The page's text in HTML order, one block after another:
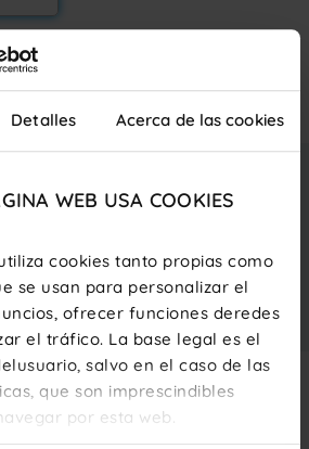
Detalles Acerca de las cookies
WEB USA COOKIES
cookies tanto propias como
se usan para personalizar el
ofrecer funciones deredes
el tráfico. La base legal es el
salvo en el caso de las
que son imprescindibles
por esta web.
AVÍSAME
Regístrate inicia sesión